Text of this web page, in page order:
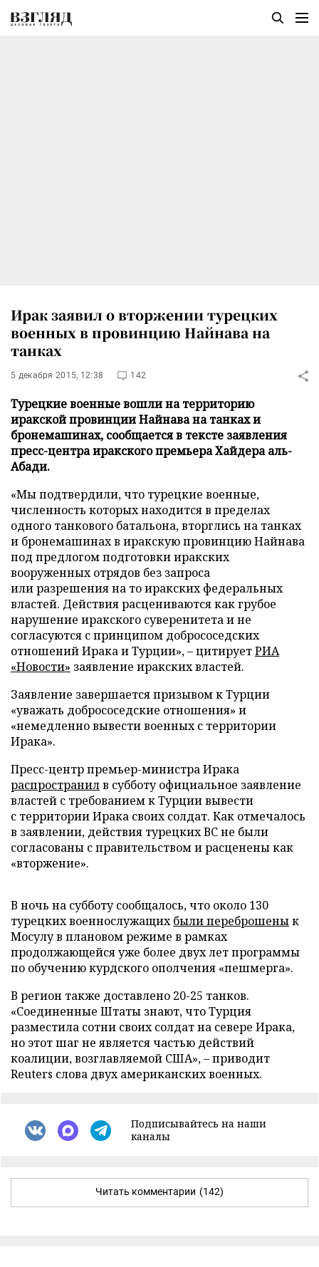
Ирак заявил о вторжении турецких
военных в провинцию Найнава на
танках
5 декабря 2015, 12:38 142
Турецкие военные вошли на территорию
иракской провинции Найнава на танках и
бронемашинах, сообщается в тексте заявления
пресс-центра иракского премьера Хайдера аль-
Абади.
«Мы подтвердили, что турецкие военные,
численность которых находится в пределах
одного танкового батальона, вторглись на танках
и бронемашинах в иракскую провинцию Найнава
под предлогом подготовки иракских
вооруженных отрядов без запроса
или разрешения на то иракских федеральных
властей. Действия расцениваются как грубое
нарушение иракского суверенитета и не
согласуются с принципом добрососедских
отношений Ирака и Турции», – цитируетРИА
«Новости» заявление иракских властей.
Заявление завершается призывом к Турции
«уважать добрососедские отношения» и
«немедленно вывести военных с территории
Ирака».
Пресс-центр премьер-министра Ирака
распространилв субботу официальное заявление
властей с требованием к Турции вывести
с территории Ирака своих солдат. Как отмечалось
в заявлении, действия турецких ВС не были
согласованы с правительством и расценены как
«вторжение».
В ночь на субботу сообщалось, что около 130
турецких военнослужащихбыли переброшенык
Мосулу в плановом режиме в рамках
продолжающейся уже более двух лет программы
по обучению курдского ополчения «пешмерга».
В регион также доставлено 20-25 танков.
«Соединенные Штаты знают, что Турция
разместила сотни своих солдат на севере Ирака,
но этот шаг не является частью действий
коалиции, возглавляемой США», – приводит
Reuters слова двух американских военных.
Подписывайтесь на наши
каналы
Читать комментарии (142)